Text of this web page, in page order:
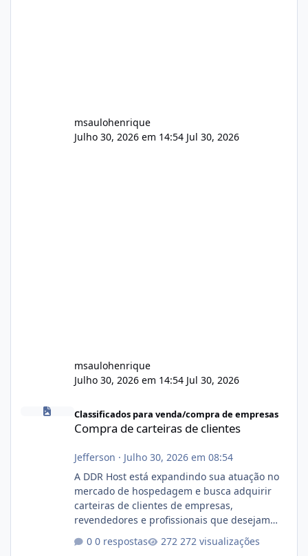
msaulohenrique
Julho 30, 2026 em 14:54 Jul 30, 2026
msaulohenrique
Julho 30, 2026 em 14:54 Jul 30, 2026
Compra de carteiras de clientes
Classificados para venda/compra de empresas
Compra de carteiras de clientes
Jefferson · Julho 30, 2026 em 08:54
A DDR Host está expandindo sua atuação no
mercado de hospedagem e busca adquirir
carteiras de clientes de empresas,
revendedores e profissionais que desejam
encerrar suas atividades ou reduzir sua
operação. Se você possui clientes ativos de
0 respostas 272 visualizações